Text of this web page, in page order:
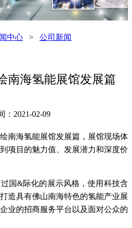
中心> 公司新闻
南海氢能展馆发展篇
：2021-02-09
南海氢能展馆发展篇，展馆现场体
项目的魅力值、发展潜力和深度价
国&际化的展示风格，使用科技含
造具有佛山南海特色的氢能产业展
业的招商服务平台以及面对公众的